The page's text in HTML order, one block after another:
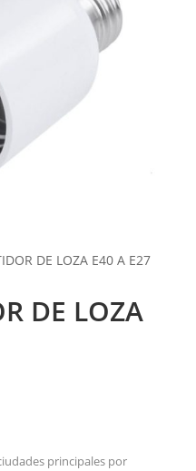
DE LOZA E40 A E27
DE LOZA
principales por